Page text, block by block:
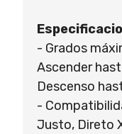
- Grados
Ascender
Descenso
-
Justo, Direto